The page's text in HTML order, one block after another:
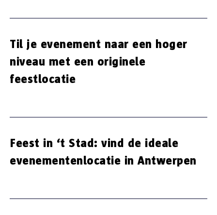
Til je evenement naar een hoger
niveau met een originele
feestlocatie
Feest in ‘t Stad: vind de ideale
evenementenlocatie in Antwerpen